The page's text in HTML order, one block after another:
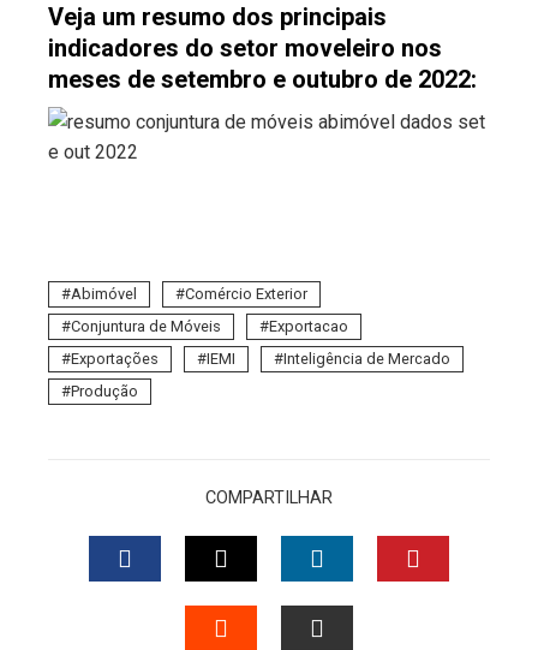
Veja um resumo dos principais
indicadores do setor moveleiro nos
meses de setembro e outubro de 2022:
Abimóvel
Comércio Exterior
Conjuntura de Móveis
Exportacao
Exportações
IEMI
Inteligência de Mercado
Produção
COMPARTILHAR
FACEBOOKTWITTERLINKEDIN